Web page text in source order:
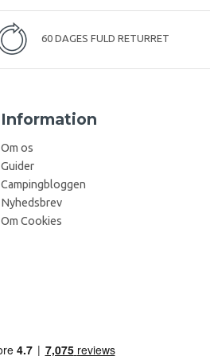
60 DAGES FULD RETURRET
Information
Om os
Guider
Campingbloggen
Nyhedsbrev
Om Cookies